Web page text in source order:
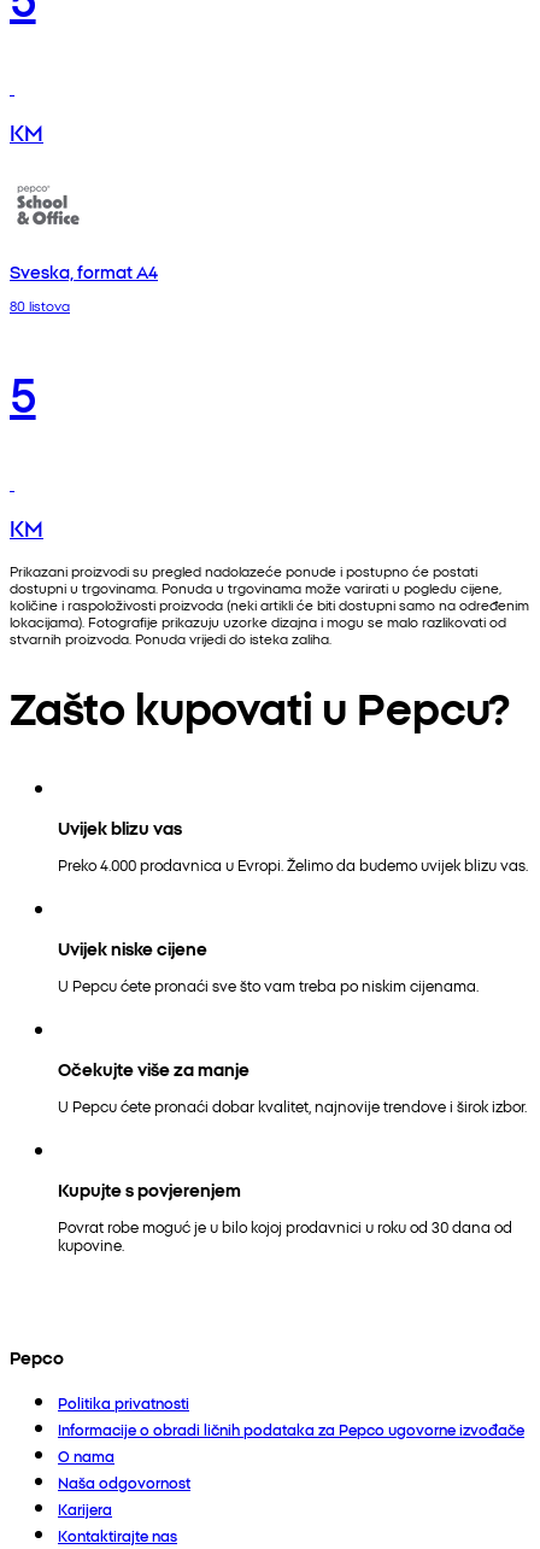
KM
Sveska, format A4
80 listova
5
KM
Prikazani proizvodi su pregled nadolazeće ponude i postupno će postati
dostupni u trgovinama. Ponuda u trgovinama može varirati u pogledu cijene,
količine i raspoloživosti proizvoda (neki artikli će biti dostupni samo na određenim
lokacijama). Fotografije prikazuju uzorke dizajna i mogu se malo razlikovati od
stvarnih proizvoda. Ponuda vrijedi do isteka zaliha.
Zašto kupovati u Pepcu?
Uvijek blizu vas
Preko 4.000 prodavnica u Evropi. Želimo da budemo uvijek blizu vas.
Uvijek niske cijene
U Pepcu ćete pronaći sve što vam treba po niskim cijenama.
Očekujte više za manje
U Pepcu ćete pronaći dobar kvalitet, najnovije trendove i širok izbor.
Kupujte s povjerenjem
Povrat robe moguć je u bilo kojoj prodavnici u roku od 30 dana od
kupovine.
Pepco
Politika privatnosti
Informacije o obradi ličnih podataka za Pepco ugovorne izvođače
O nama
Naša odgovornost
Karijera
Kontaktirajte nas